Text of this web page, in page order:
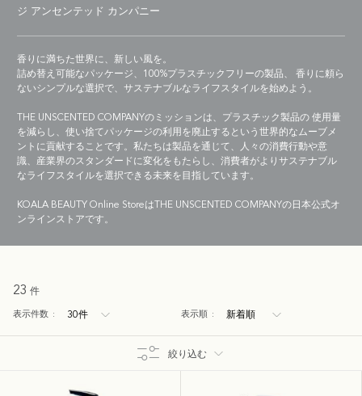
ジ アンセンテッド カンパニー
香りに満ちた世界に、新しい風を。
詰め替え可能なパッケージ、100%プラスチックフリーの製品、 香りに頼ら
ないシンプルな選択で、サステナブルなライフスタイルを始めよう。
THE UNSCENTED COMPANYのミッションは、プラスチック製品の 使用量
を減らし、使い捨てパッケージの利用を廃止するという世界的なムーブメ
ントに貢献することです。私たちは製品を通じて、人々の消費行動や意
識、産業界のスタンダードに変化をもたらし、消費者がよりサステナブル
なライフスタイルを選択できる未来を目指しています。
KOALA BEAUTY Online StoreはTHE UNSCENTED COMPANYの日本公式オ
ンラインストアです。
23 件
表示件数 : 表示順 :
絞り込む